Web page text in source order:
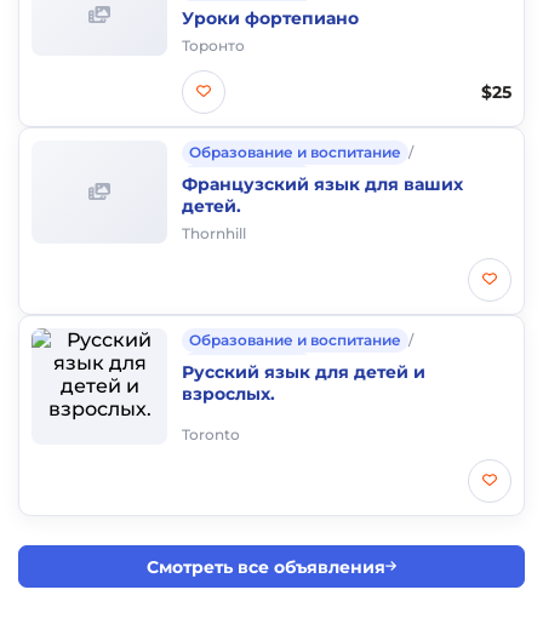
Частные уроки
Уроки фортепиано
Торонто
$25
Образование и воспитание /
Частные уроки
Французский язык для ваших
детей.
Thornhill
Образование и воспитание /
Частные уроки
Русский язык для детей и
взрослых.
Toronto
Смотреть все объявления